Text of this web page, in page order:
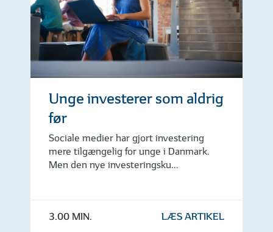
Unge investerer som aldrig
før
Sociale medier har gjort investering
mere tilgængelig for unge i Danmark.
Men den nye investeringsku...
3.00 MIN. LÆS ARTIKEL